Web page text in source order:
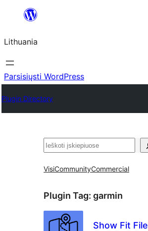
turinio
Lithuania
Parsisiųsti WordPress
Plugin Directory
Paieška
VisiCommunityCommercial
Plugin Tag: garmin
Show Fit File